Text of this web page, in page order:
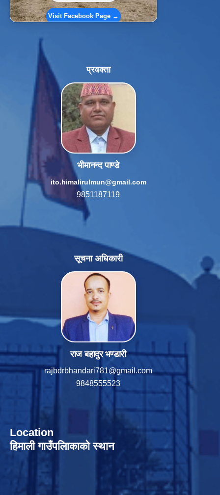
Visit Facebook Page →
प्रवक्ता
भीमानन्द पाण्डे
ito.himalirulmun@gmail.com
9851187119
सूचना अधिकारी
राज बहादुर भण्डारी
rajbdrbhandari781@gmail.com
9848555523
Location
हिमाली गाउँपलािकाको स्थान